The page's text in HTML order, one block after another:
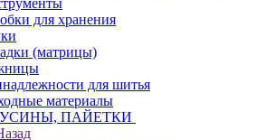
для хранения
(матрицы)
для шитья
материалы
ПАЙЕТКИ